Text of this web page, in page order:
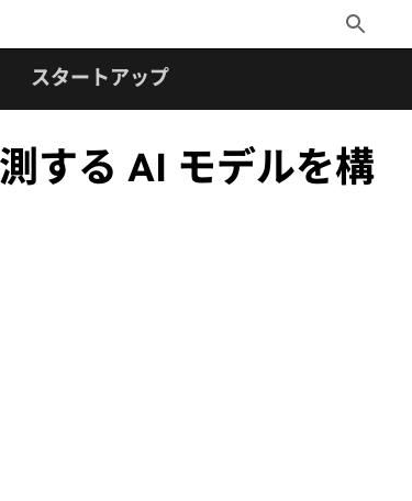
Toggle
Search
スタートアップ
する AI モデルを構